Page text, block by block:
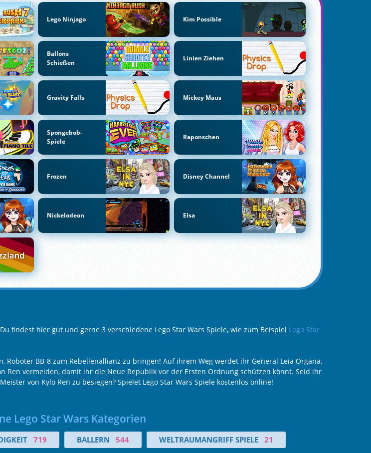
Lego Ninjago Kim Possible
Ballons
Schießen
Linien Ziehen
Gravity Falls Mickey Maus
Spongebob-
Spiele
Raponschen
Frozen Disney Channel
Nickelodeon Elsa
findest hier gut und gerne 3 verschiedene Lego Star Wars Spiele, wie zum Beispiel Lego Star
Roboter BB-8 zum Rebellenallianz zu bringen! Auf ihrem Weg werdet ihr General Leia Organa,
Ren vermeiden, damit ihr die Neue Republik vor der Ersten Ordnung schützen könnt. Seid ihr
von Kylo Ren zu besiegen? Spielet Lego Star Wars Spiele kostenlos online!
Lego Star Wars Kategorien
719 BALLERN 544 WELTRAUMANGRIFF SPIELE 21